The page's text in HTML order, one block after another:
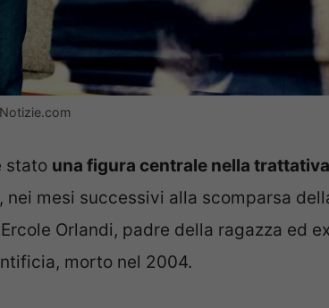
stato una figura centrale nella trattativa
mesi successivi alla scomparsa
Orlandi, padre della ragazza ed ex
morto nel 2004.